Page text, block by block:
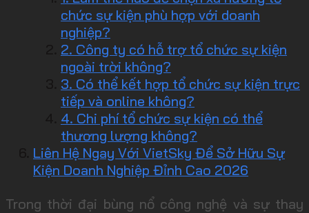
chức sự kiện phù hợp với doanh
nghiệp?
2. Công ty có hỗ trợ tổ chức sự kiện
ngoài trời không?
3. Có thể kết hợp tổ chức sự kiện trực
tiếp và online không?
4. Chi phí tổ chức sự kiện có thể
thương lượng không?
Liên Hệ Ngay Với VietSky Để Sở Hữu Sự
Kiện Doanh Nghiệp Đỉnh Cao 2026
Trong thời đại bùng nổ công nghệ và sự thay